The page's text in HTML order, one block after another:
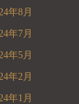
年8月
年7月
年5月
年2月
年1月